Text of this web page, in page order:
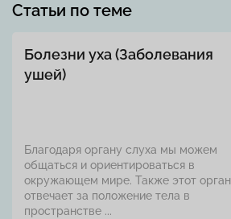
Статьи по теме
Болезни уха (Заболевания
ушей)
Благодаря органу слуха мы можем
общаться и ориентироваться в
окружающем мире. Также этот орган
отвечает за положение тела в
пространстве ...